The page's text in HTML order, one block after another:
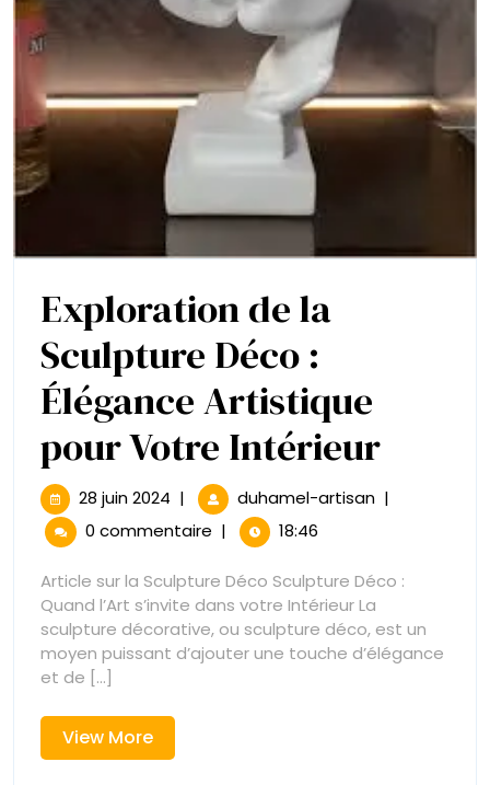
Exploration de la
Sculpture Déco :
Élégance Artistique
pour Votre Intérieur
de
Déco
:
28 juin 2024 28
juin
2024
| duhamel-artisanExploration
Déco
:
Élégance
Artistique
|
0 commentaire | 18:46
Article sur la Sculpture Déco Sculpture Déco :
Quand l’Art s’invite dans votre Intérieur La
sculpture décorative, ou sculpture déco, est un
moyen puissant d’ajouter une touche d’élégance
et de [...]
View MoreView
More